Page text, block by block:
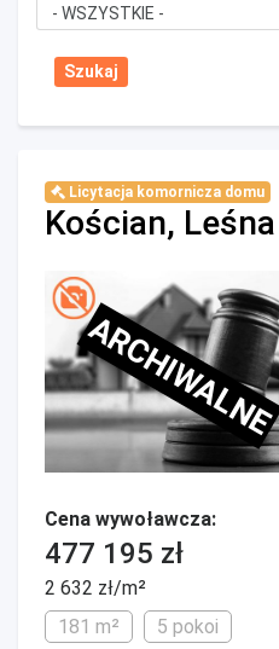
Licytacja komornicza domu
Kościan, Leśna
ARCHIWALNE
Cena wywoławcza:
477 195 zł
2 632 zł/m²
181 m²
5 pokoi